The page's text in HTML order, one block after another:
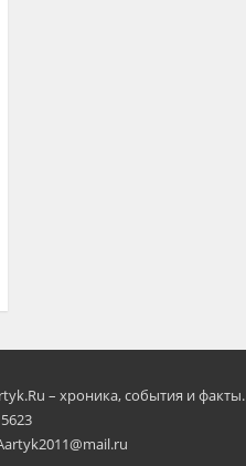
– хроника, события и факты.